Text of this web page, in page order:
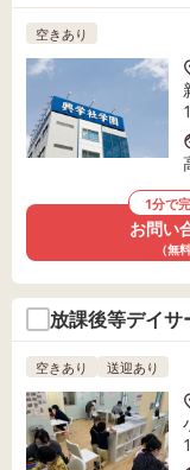
空きあり
1分で
お問い
（無料
放課後等デイ
空きあり 送迎あり